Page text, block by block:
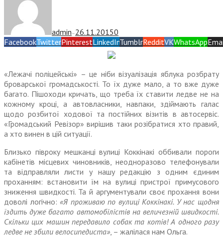
admin — 26.11.20150
FacebookTwitterPinterestLinkedInTumblrRedditVKWhatsApp
«Лежачі поліцейські» – це ніби візуалізація яблука розбрату
броварської громадськості. То їх дуже мало, а то вже дуже
багато. Пішоходи кричать, що треба їх ставити ледве не на
кожному кроці, а автовласники, навпаки, здіймають галас
щодо розбитої ходової та постійних візитів в автосервіс.
«Громадський Ревізор» вирішив таки розібратися хто правий,
а хто винен в цій ситуації.
Близько півроку мешканці вулиці Коккінакі оббивали пороги
кабінетів місцевих чиновників, неодноразово телефонували
та відправляли листи у нашу редак­цію з одним єдиним
проханням: встановити їм на вулиці пристрої примусового
зниження швидкості. Та й аргументували своє прохання вони
доволі логічно: «Я проживаю по вулиці Коккінакі. У нас щодня
їздить дуже багато автомобілістів на величезній швидкості.
Скільки цих машин передавило собак та котів! А одного разу
ледве не збили велосипедиста», – жалілася нам Ольга.